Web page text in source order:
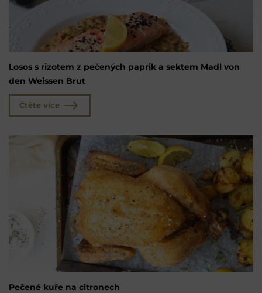
Losos s rizotem z pečených paprik a sektem Madl von
den Weissen Brut
Čtěte více
Pečené kuře na citronech